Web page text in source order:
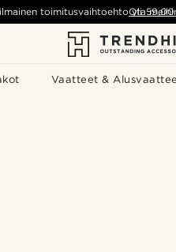
Vaatteet &
ilmainen toimitusvaihtoehto yli
Ota